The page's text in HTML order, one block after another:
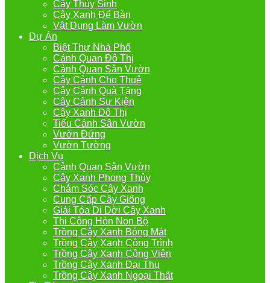
Cây Thủy Sinh
Cây Xanh Để Bàn
Vật Dụng Làm Vườn
Dự Án
Biệt Thự Nhà Phố
Cảnh Quan Đô Thị
Cảnh Quan Sân Vườn
Cây Cảnh Cho Thuê
Cây Cảnh Quà Tặng
Cây Cảnh Sự Kiện
Cây Xanh Đô Thị
Tiểu Cảnh Sân Vườn
Vườn Đứng
Vườn Tường
Dịch Vụ
Cảnh Quan Sân Vườn
Cây Xanh Phong Thủy
Chắm Sóc Cây Xanh
Cung Cấp Cây Giống
Giải Tỏa Di Dời Cây Xanh
Thi Công Hòn Non Bộ
Trồng Cây Xanh Bóng Mát
Trồng Cây Xanh Công Trình
Trồng Cây Xanh Công Viên
Trồng Cây Xanh Đại Thụ
Trồng Cây Xanh Ngoại Thất